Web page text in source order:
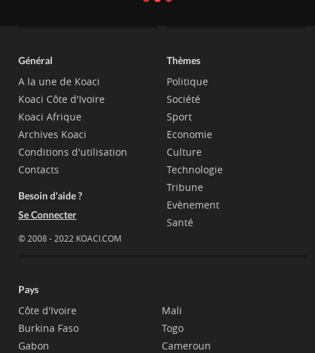
Général
A la une de Koaci
Koaci Côte d'Ivoire
Koaci Afrique
Archives Koaci
Conditions d'utilisation
Contacts
Besoin d'aide ?
Se Connecter
© 2008 - 2022 KOACI.COM
Thèmes
Politique
Société
Sport
Economie
Culture
Technologie
Tribune
Evènement
Santé
Pays
Côte d'Ivoire
Burkina Faso
Gabon
Mali
Togo
Cameroun